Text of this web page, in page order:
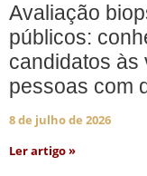
Avaliação
públicos:
candidatos às
pessoas com
8 de julho de 2026
Ler artigo »